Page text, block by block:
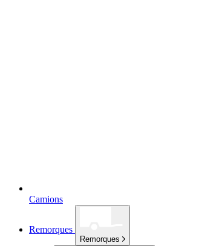
Camions
Remorques
Remorques